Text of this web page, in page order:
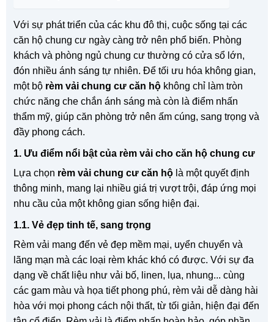
Với sự phát triển của các khu đô thị, cuộc sống tại các
căn hộ chung cư ngày càng trở nên phổ biến. Phòng
khách và phòng ngủ chung cư thường có cửa sổ lớn,
đón nhiều ánh sáng tự nhiên. Để tối ưu hóa không gian,
một bộ rèm vải chung cư căn hộ không chỉ làm tròn
chức năng che chắn ánh sáng mà còn là điểm nhấn
thẩm mỹ, giúp căn phòng trở nên ấm cúng, sang trọng và
đầy phong cách.
1. Ưu điểm nổi bật của rèm vải cho căn hộ chung cư
Lựa chọn rèm vải chung cư căn hộ là một quyết định
thông minh, mang lại nhiều giá trị vượt trội, đáp ứng mọi
nhu cầu của một không gian sống hiện đại.
1.1. Vẻ đẹp tinh tế, sang trọng
Rèm vải mang đến vẻ đẹp mềm mại, uyển chuyển và
lãng mạn mà các loại rèm khác khó có được. Với sự đa
dạng về chất liệu như vải bố, linen, lụa, nhung... cùng
các gam màu và họa tiết phong phú, rèm vải dễ dàng hài
hòa với mọi phong cách nội thất, từ tối giản, hiện đại đến